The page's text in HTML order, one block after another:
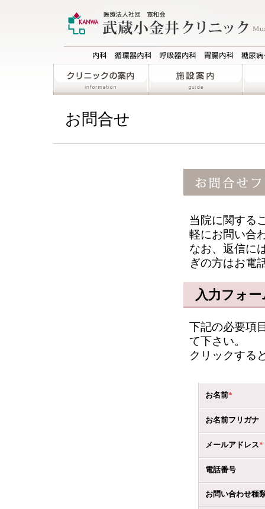
お問合せ
当院に関する
軽にお問い合
なお、返信に
ぎの方はお電
入力フォー
下記の必要項
て下さい。
クリックする
お名前*
お名前フリガナ
メールアドレス*
電話番号
お問い合わせ種